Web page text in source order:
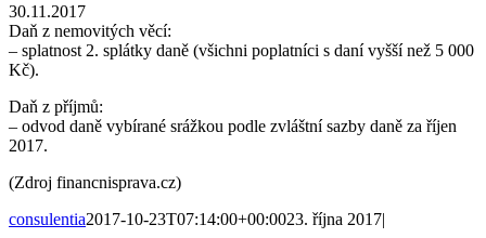
30.11.2017
Daň z nemovitých věcí:
– splatnost 2. splátky daně (všichni poplatníci s daní vyšší než 5 000
Kč).
Daň z příjmů:
– odvod daně vybírané srážkou podle zvláštní sazby daně za říjen
2017.
(Zdroj financnisprava.cz)
consulentia2017-10-23T07:14:00+00:0023. října 2017|